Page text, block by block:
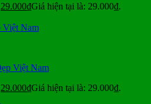
29.000₫Giá hiện tại là: 29.000₫.
Việt Nam
29.000₫Giá hiện tại là: 29.000₫.